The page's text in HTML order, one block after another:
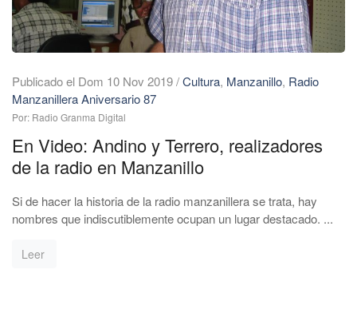
Publicado el Dom 10 Nov 2019/Cultura, Manzanillo, Radio
Manzanillera Aniversario 87
Por: Radio Granma Digital
En Video: Andino y Terrero, realizadores
de la radio en Manzanillo
Si de hacer la historia de la radio manzanillera se trata, hay
nombres que indiscutiblemente ocupan un lugar destacado. ...
Leer